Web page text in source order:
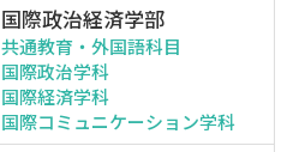
国際政治経済学部
共通教育・外国語科目
国際政治学科
国際経済学科
国際コミュニケーション学科